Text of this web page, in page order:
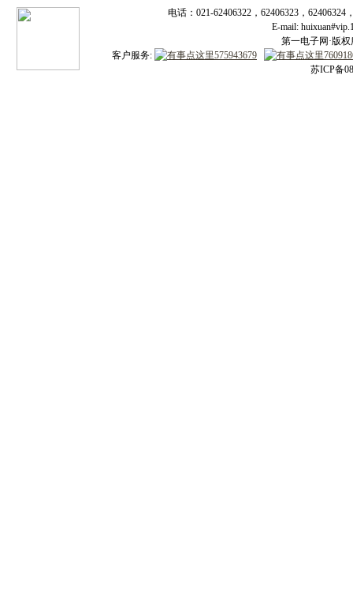
电话：021-62406322，62406323，
E-mail:
第一电子网·版权
客户服务:
苏ICP备